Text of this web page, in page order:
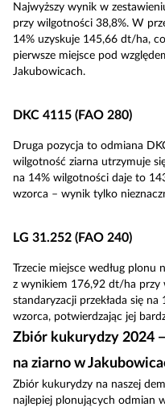
Najwyższy wynik w
przy wilgotności 38,8%. W
14% uzyskuje 145,66 dt/ha,
pierwsze miejsce pod
Jakubowicach.
DKC 4115 (FAO 280)
Druga pozycja to odmiana
wilgotność ziarna utrzymuje
na 14% wilgotności daje to
wzorca – wynik tylko
LG 31.252 (FAO 240)
Trzecie miejsce według plonu
z wynikiem 176,92 dt/ha przy
standaryzacji przekłada się
wzorca, potwierdzając jej
Zbiór kukurydzy 2024
na ziarno w
Zbiór kukurydzy na naszej
najlepiej plonujących odmian